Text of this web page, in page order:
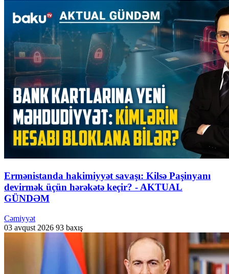
Ermənistanda hakimiyyət savaşı: Kilsə Paşinyanı
devirmək üçün hərəkətə keçir? - AKTUAL
GÜNDƏM
Cəmiyyət
03 avqust 2026 93 baxış